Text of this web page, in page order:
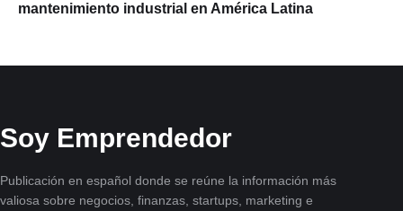
mantenimiento industrial en América Latina
Soy Emprendedor
Publicación en español donde se reúne la información más
valiosa sobre negocios, finanzas, startups, marketing e